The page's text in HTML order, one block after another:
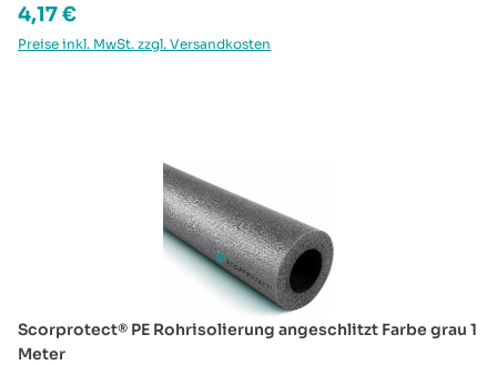
Regulärer Preis:
4,17 €
Preise inkl. MwSt. zzgl. Versandkosten
Scorprotect® PE Rohrisolierung angeschlitzt Farbe grau 1
Meter